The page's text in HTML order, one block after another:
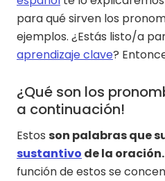
para qué sirven los
ejemplos. ¿Estás listo/a
aprendizaje clave?
¿Qué son los
a continuación!
Estos son palabras que
sustantivo de la oración.
función de estos se